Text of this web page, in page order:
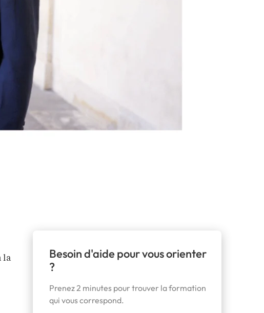
la
Besoin d'aide pour vous orienter
?
Prenez 2 minutes pour trouver la formation
qui vous correspond.